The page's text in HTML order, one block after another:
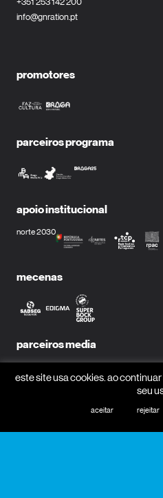
info@gnration.pt
promotores
parceiros programa
apoio institucional
norte 2030
mecenas
parceiros media
este site usa cookies. ao
seu
aceitar rejeitar